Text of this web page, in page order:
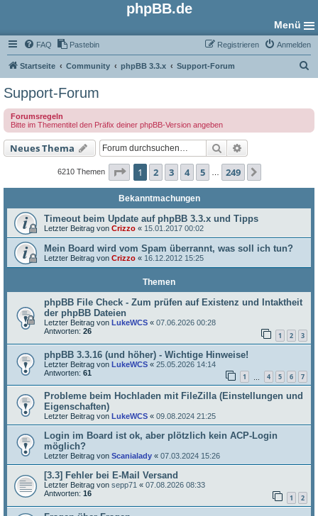
phpBB.de
Menü
FAQ Pastebin Anmelden
Registrieren
Startseite Community phpBB 3.3.x Support-Forum
e
Support-Forum
Forumsregeln
Bitte im Thementitel den Präfix deiner phpBB-Version angeben
Neues Thema Suche
6210 Themen Seite 1von 249
1 2 3 4 5 249
Bekanntmachungen
Timeout beim Update auf phpBB 3.3.x und Tipps
Letzter Beitrag von Crizzo « 15.01.2017 00:02
Mein Board wird vom Spam überrannt, was soll ich tun?
Letzter Beitrag von Crizzo « 16.12.2012 15:25
Themen
phpBB File Check - Zum prüfen auf Existenz und Intaktheit
der phpBB Dateien
Letzter Beitrag von LukeWCS « 07.06.2026 00:28
Antworten: 26 1 2 3
phpBB 3.3.16 (und höher) - Wichtige Hinweise!
Letzter Beitrag von LukeWCS « 25.05.2026 14:14
Antworten: 61 1 4 5 6 7
Probleme beim Hochladen mit FileZilla (Einstellungen und
Eigenschaften)
Letzter Beitrag von LukeWCS « 09.08.2024 21:25
Login im Board ist ok, aber plötzlich kein ACP-Login
möglich?
Letzter Beitrag von Scanialady « 07.03.2024 15:26
[3.3] Fehler bei E-Mail Versand
Letzter Beitrag von sepp71 « 07.08.2026 08:33
Antworten: 16 1 2